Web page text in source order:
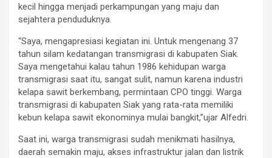
kecil hingga menjadi perkampungan yang maju dan
sejahtera penduduknya.
“Saya, mengapresiasi kegiatan ini. Untuk mengenang 37
tahun silam kedatangan transmigrasi di kabupaten Siak.
Saya mengetahui kalau tahun 1986 kehidupan warga
transmigrasi saat itu, sangat sulit, namun karena industri
kelapa sawit berkembang, permintaan CPO tinggi. Warga
transmigrasi di kabupaten Siak yang rata-rata memiliki
kebun kelapa sawit ekonominya mulai bangkit,”ujar Alfedri.
Saat ini, warga transmigrasi sudah menikmati hasilnya,
daerah semakin maju, akses infrastruktur jalan dan listrik